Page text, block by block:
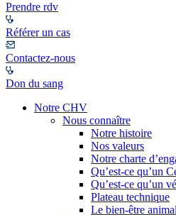
Prendre rdv
Référer un cas
Contactez-nous
Don du sang
Notre CHV
Nous connaître
Notre histoire
Nos valeurs
Notre charte
Qu’est-ce qu’un
Qu’est-ce qu’un
Plateau technique
Le bien-être